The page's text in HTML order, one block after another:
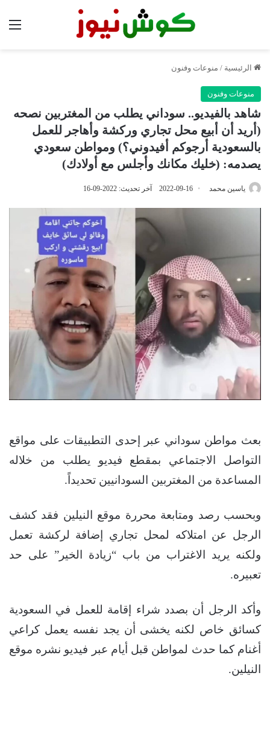
الرئيسية / منوعات وفنون
منوعات وفنون
شاهد بالفيديو.. سوداني يطلب من المغتربين نصحه
(أريد أن أبيع محل تجاري وركشة وأهاجر للعمل
بالسعودية أرجوكم أفيدوني؟) ومواطن سعودي
يصدمه: (خليك مكانك وأجلس مع أولادك)
ياسين محمد 2022-09-16 آخر تحديث: 2022-09-16
بعث مواطن سوداني عبر إحدى التطبيقات على مواقع
التواصل الاجتماعي بمقطع فيديو يطلب من خلاله
المساعدة من المغتربين السودانيين تحديداً.
وبحسب رصد ومتابعة محررة موقع النيلين فقد كشف
الرجل عن امتلاكه لمحل تجاري إضافة لركشة تعمل
ولكنه يريد الاغتراب من باب “زيادة الخير” على حد
تعبيره.
وأكد الرجل أن بصدد شراء إقامة للعمل في السعودية
كسائق خاص لكنه يخشى أن يجد نفسه يعمل كراعي
أغنام كما حدث لمواطن قبل أيام عبر فيديو نشره موقع
النيلين.